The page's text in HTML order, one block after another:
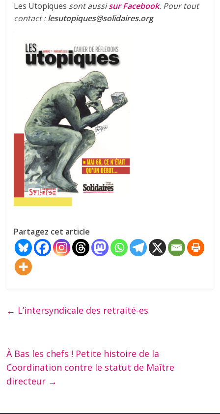
Les Utopiques sont aussisur Facebook. Pour tout
contact :lesutopiques@solidaires.org
Partagez cet article
← L’intersyndicale des retraité-es
À Bas les chefs ! Petite histoire de la
Coordination contre le statut de Maître
directeur →